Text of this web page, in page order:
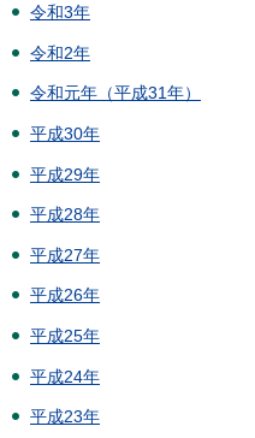
令和3年
令和2年
令和元年（平成31年）
平成30年
平成29年
平成28年
平成27年
平成26年
平成25年
平成24年
平成23年